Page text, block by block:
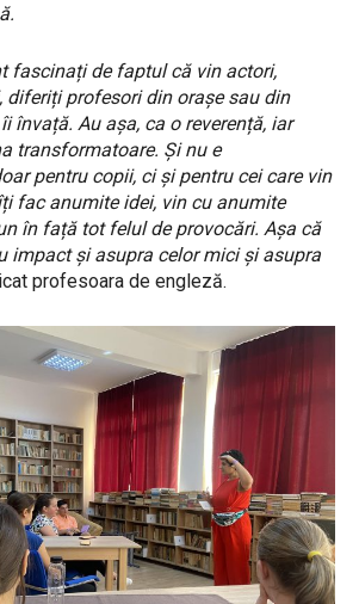
fascinați de faptul că vin actori,
diferiți profesori din orașe sau din
învață. Au așa, ca o reverență, iar
transformatoare. Și nu e
pentru copii, ci și pentru cei care vin
fac anumite idei, vin cu anumite
în față tot felul de provocări. Așa că
impact și asupra celor mici și asupra
profesoara de engleză.